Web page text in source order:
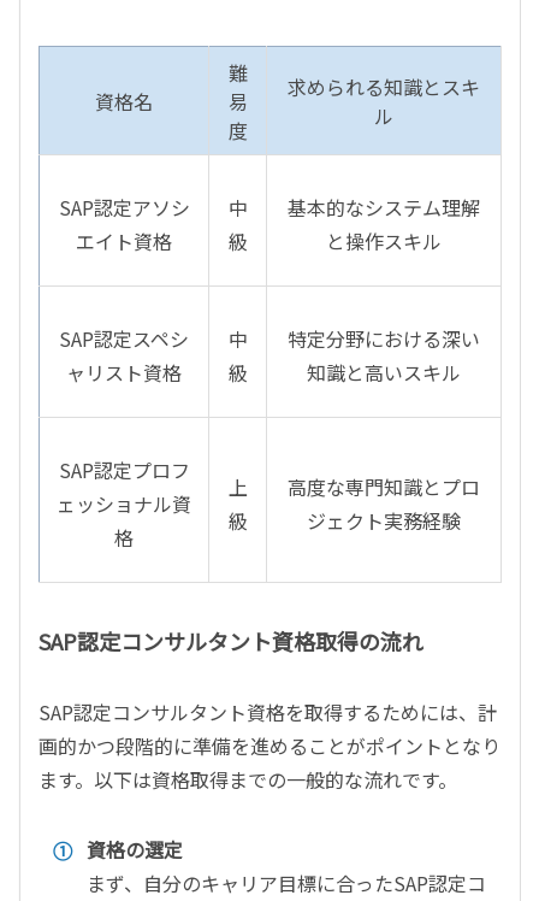
資格名
難
易
度
求められる知識とスキ
ル
SAP認定アソシ
エイト資格
中
級
基本的なシステム理解
と操作スキル
SAP認定スペシ
ャリスト資格
中
級
特定分野における深い
知識と高いスキル
SAP認定プロフ
ェッショナル資
格
上
級
高度な専門知識とプロ
ジェクト実務経験
SAP認定コンサルタント資格取得の流れ
SAP認定コンサルタント資格を取得するためには、計
画的かつ段階的に準備を進めることがポイントとなり
ます。以下は資格取得までの一般的な流れです。
資格の選定
まず、自分のキャリア目標に合ったSAP認定コ